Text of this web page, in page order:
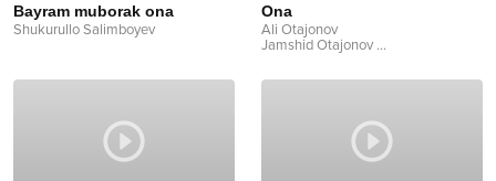
Bayram muborak ona
Shukurullo Salimboyev
Ona
Ali Otajonov
Jamshid Otajonov ...